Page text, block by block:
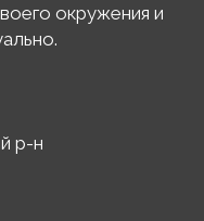
окружения и
р-н